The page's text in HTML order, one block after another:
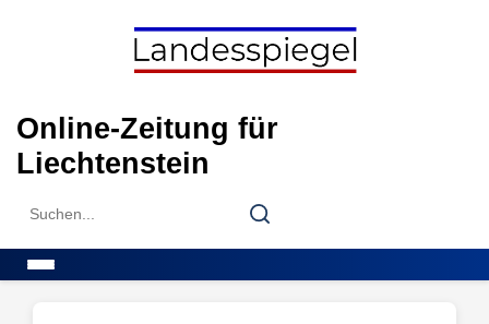
Online-Zeitung für
Liechtenstein
Search
Search